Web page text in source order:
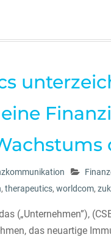
, therapeutics, worldcom,
(„Unternehmen”),
das neuartige